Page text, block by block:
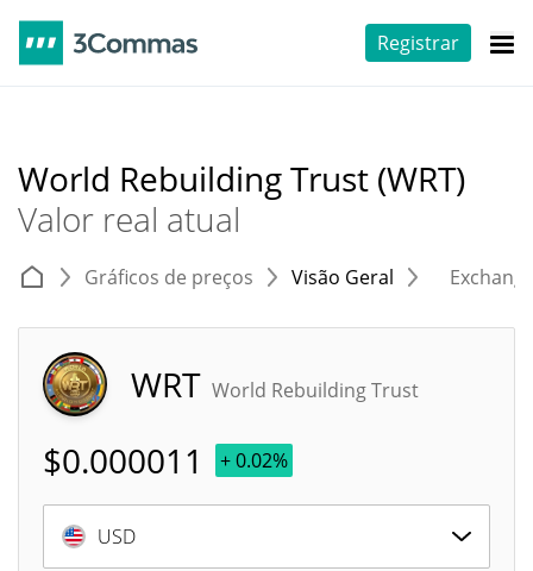
Registrar
World Rebuilding Trust (WRT)
Valor real atual
Gráficos de preços Visão Geral
WRT World Rebuilding Trust
$0.000011 + 0.02%
USD